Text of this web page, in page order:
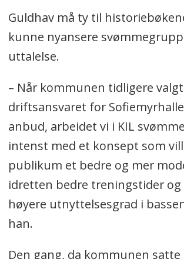
Guldhav må ty til
kunne nyansere
uttalelse.
– Når kommunen tidligere
driftsansvaret for
anbud, arbeidet vi i KIL
intenst med et konsept som
publikum et bedre og mer
idretten bedre treningstider og
høyere utnyttelsesgrad i
han.
Den gang, da kommunen